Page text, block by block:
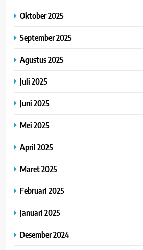
Oktober 2025
September 2025
Agustus 2025
Juli 2025
Juni 2025
Mei 2025
April 2025
Maret 2025
Februari 2025
Januari 2025
Desember 2024